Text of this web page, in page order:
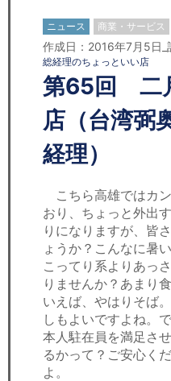
日本人にPR
コンサルティング
リサーチ
セミナー
労務顧問
ＩＴ
飲食店情報
ニュース 商業・サービス
作成日：2016年7月5日
総経理のちょっといい店
第65回 二
店（台湾
経理）
こちら高雄ではカ
おり、ちょっと外出
りになりますが、皆
ょうか？こんなに暑
こってり系よりあっ
りませんか？あまり
いえば、やはりそば
しもよいですよね。
本人駐在員を満足さ
るかって？ご安心く
よ。